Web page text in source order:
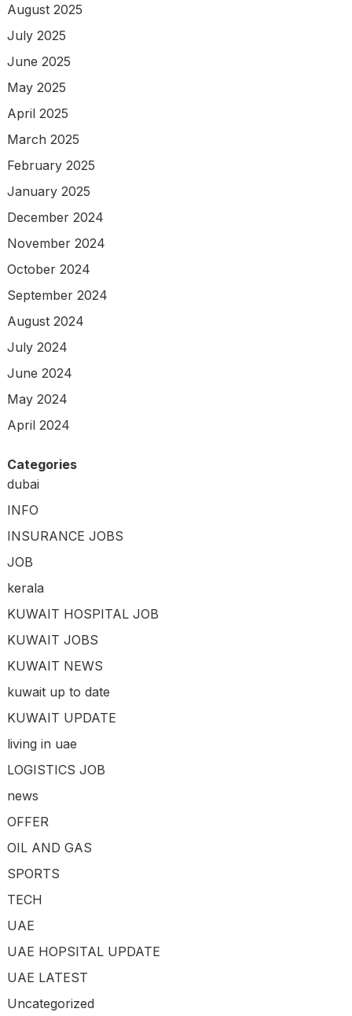
August 2025
July 2025
June 2025
May 2025
April 2025
March 2025
February 2025
January 2025
December 2024
November 2024
October 2024
September 2024
August 2024
July 2024
June 2024
May 2024
April 2024
Categories
dubai
INFO
INSURANCE JOBS
JOB
kerala
KUWAIT HOSPITAL JOB
KUWAIT JOBS
KUWAIT NEWS
kuwait up to date
KUWAIT UPDATE
living in uae
LOGISTICS JOB
news
OFFER
OIL AND GAS
SPORTS
TECH
UAE
UAE HOPSITAL UPDATE
UAE LATEST
Uncategorized